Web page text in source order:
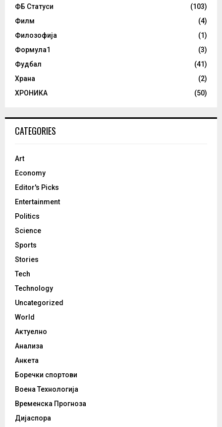
ФБ Статуси
(103)
Филм
(4)
Филозофија
(1)
Формула1
(3)
Фудбал
(41)
Храна
(2)
ХРОНИКА
(50)
CATEGORIES
Art
Economy
Editor's Picks
Entertainment
Politics
Science
Sports
Stories
Tech
Technology
Uncategorized
World
Актуелно
Анализа
Анкета
Боречки спортови
Воена Технологија
Временска Прогноза
Дијаспора